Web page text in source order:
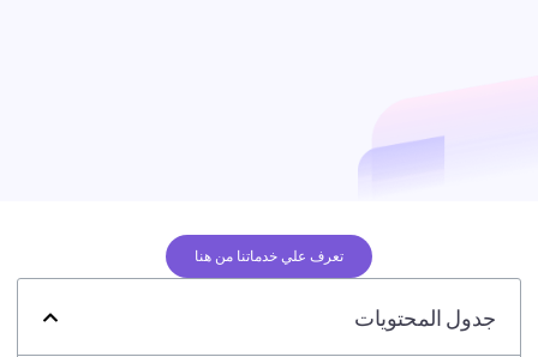
تعرف علي خدماتنا من هنا
جدول المحتويات